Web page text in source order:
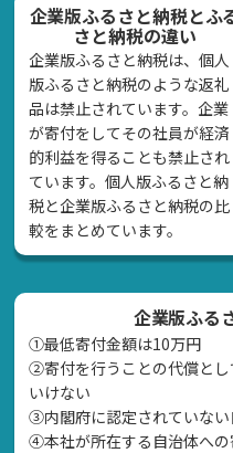
企業版ふるさと納税とふ
さと納税の違い
企業版ふるさと納税は、個人
版ふるさと納税のような返礼
品は禁止されています。企業
が寄付をしてその社員が経済
的利益を得ることも禁止され
ています。個人版ふるさと納
税と企業版ふるさと納税の比
較をまとめています。
企業版ふる
①最低寄付金額は10万円
②寄付を行うことの代償と
いけない
➂内閣府に認定されていな
④本社が所在する自治体への